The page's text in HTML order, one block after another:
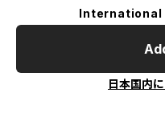
International
日本国内